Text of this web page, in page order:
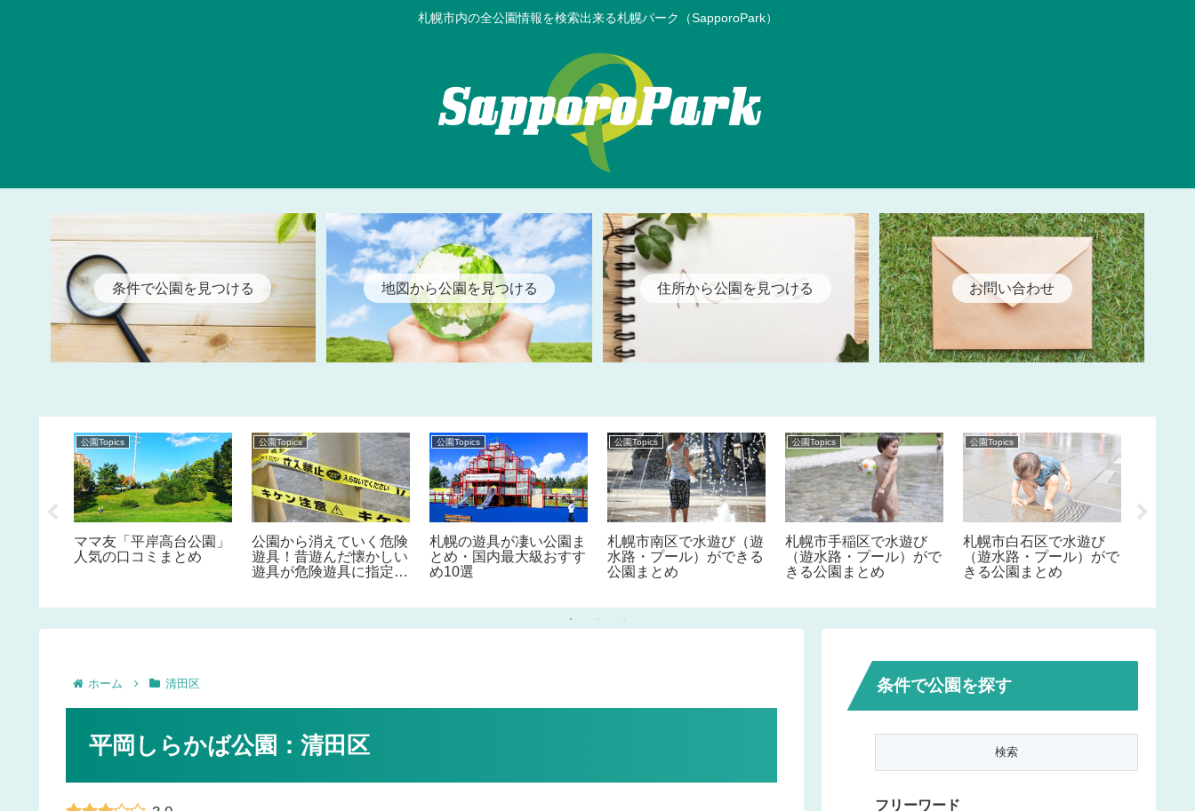
札幌市内の全公園情報を検索出来る札幌パーク（SapporoPark）
条件で公園を見つける 地図から公園を見つける 住所から公園を見つける お問い合わせ
公園Topics
ママ友「平岸高台公園」
人気の口コミまとめ
公園Topics
公園から消えていく危険
遊具！昔遊んだ懐かしい
遊具が危険遊具に指定さ
公園Topics
札幌の遊具が凄い公園ま
とめ・国内最大級おすす
め10選
公園Topics
札幌市南区で水遊び（遊
水路・プール）ができる
公園まとめ
公園Topics
札幌市手稲区で水遊び
（遊水路・プール）がで
きる公園まとめ
公園Topics
札幌市白石区で水遊び
（遊水路・プール）がで
きる公園まとめ
ホーム 清田区
平岡しらかば公園：清田区
条件で公園を探す
フリーワード